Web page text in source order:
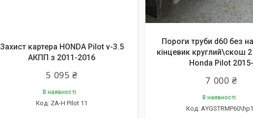
Захист картера HONDA Pilot v-3.5
АКПП з 2011-2016
5 095 ₴
В наявності
ZA-H Pilot 11
Пороги труби d60 без
кінцевик круглий\скош
Honda Pilot 2015-
7 000 ₴
В наявності